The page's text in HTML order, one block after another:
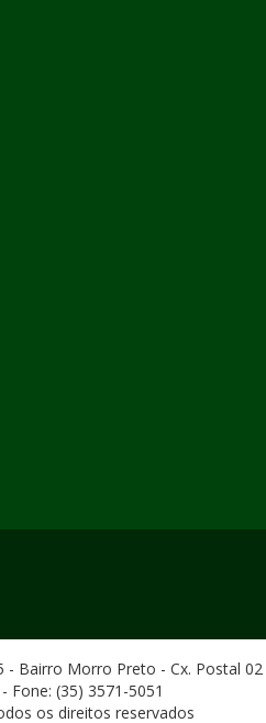
- Bairro Morro Preto - Cx. Postal 02
Fone: (35) 3571-5051
os direitos reservados